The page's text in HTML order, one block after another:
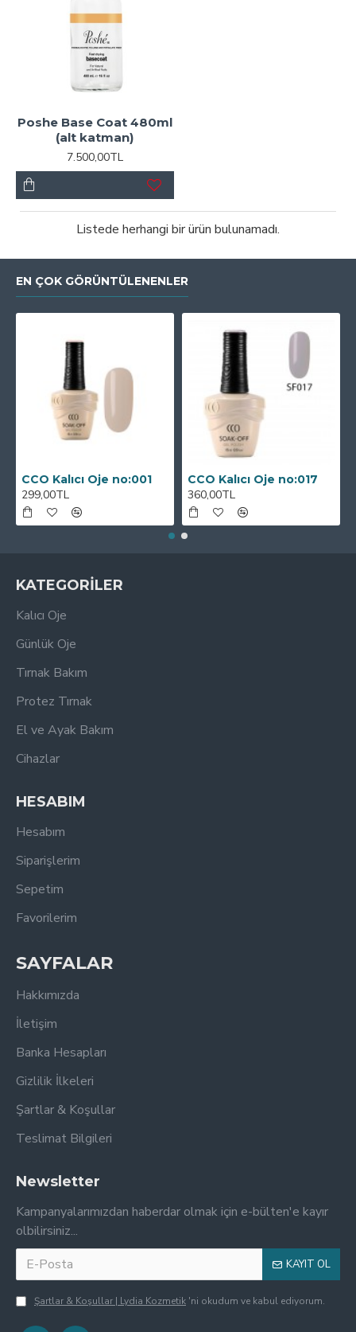
Poshe Base Coat 480ml
(alt katman)
7.500,00TL
Listede herhangi bir ürün bulunamadı.
EN ÇOK GÖRÜNTÜLENENLER
CCO Kalıcı Oje no:001
299,00TL
CCO Kalıcı Oje no:017
360,00TL
KATEGORİLER
Kalıcı Oje
Günlük Oje
Tırnak Bakım
Protez Tırnak
El ve Ayak Bakım
Cihazlar
HESABIM
Hesabım
Siparişlerim
Sepetim
Favorilerim
SAYFALAR
Hakkımızda
İletişim
Banka Hesapları
Gizlilik İlkeleri
Şartlar & Koşullar
Teslimat Bilgileri
Newsletter
Kampanyalarımızdan haberdar olmak için e-bülten'e kayır
olbilirsiniz...
KAYIT OL
Şartlar & Koşullar | Lydia Kozmetik 'ni okudum ve kabul ediyorum.